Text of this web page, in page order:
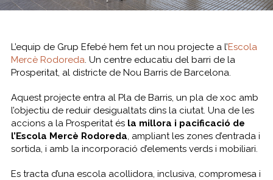
L’equip de Grup Efebé hem fet un nou projecte a l’Escola
Mercè Rodoreda. Un centre educatiu del barri de la
Prosperitat, al districte de Nou Barris de Barcelona.
Aquest projecte entra al Pla de Barris, un pla de xoc amb
l’objectiu de reduir desigualtats dins la ciutat. Una de les
accions a la Prosperitat és la millora i pacificació de
l’Escola Mercè Rodoreda, ampliant les zones d’entrada i
sortida, i amb la incorporació d’elements verds i mobiliari.
Es tracta d’una escola acollidora, inclusiva, compromesa i